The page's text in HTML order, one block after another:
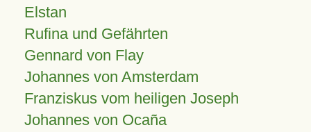
Elstan
Rufina und Gefährten
Gennard von Flay
Johannes von Amsterdam
Franziskus vom heiligen Joseph
Johannes von Ocaña